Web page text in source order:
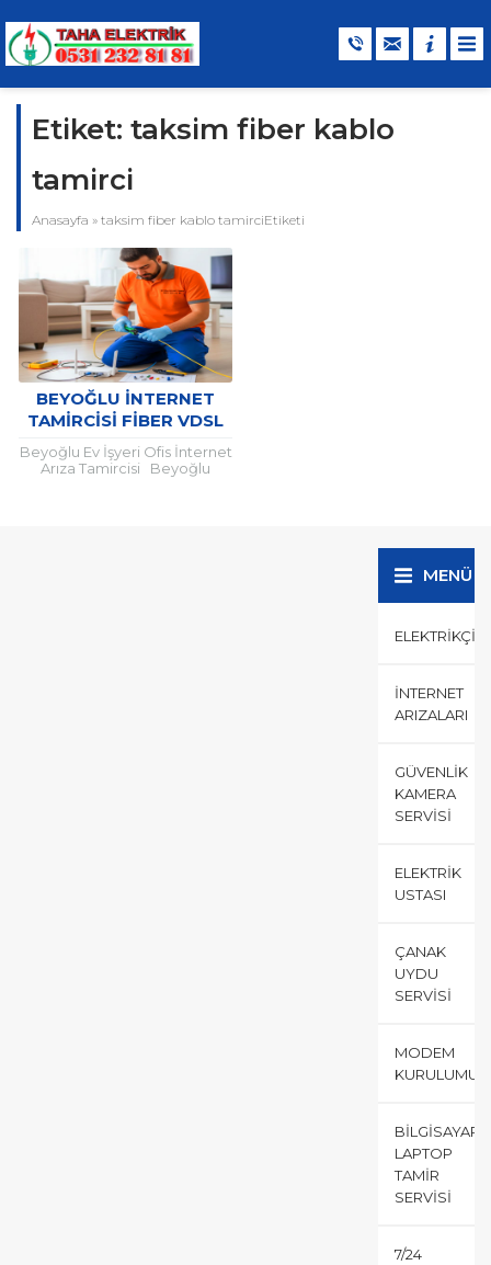
Etiket: taksim fiber kablo
tamirci
Anasayfa » taksim fiber kablo tamirciEtiketi
BEYOĞLU İNTERNET
TAMIRCISI FIBER VDSL
TEKNIK HIZMETLERI
Beyoğlu Ev İşyeri Ofis İnternet
Arıza Tamircisi Beyoğlu
MENÜ
ELEKTRIKÇI
İNTERNET
ARIZALARI
GÜVENLIK
KAMERA
SERVISI
ELEKTRIK
USTASI
ÇANAK
UYDU
SERVISI
MODEM
KURULUMU
BILGISAYAR
LAPTOP
TAMIR
SERVISI
7/24